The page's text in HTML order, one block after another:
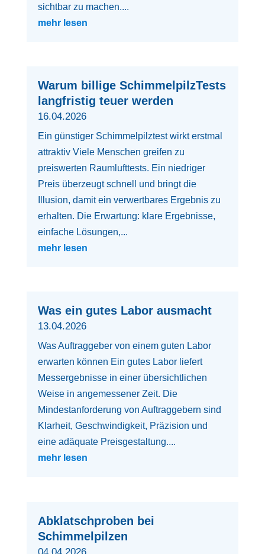
sichtbar zu machen....
mehr lesen
Warum billige SchimmelpilzTests
langfristig teuer werden
16.04.2026
Ein günstiger Schimmelpilztest wirkt erstmal
attraktiv Viele Menschen greifen zu
preiswerten Raumlufttests. Ein niedriger
Preis überzeugt schnell und bringt die
Illusion, damit ein verwertbares Ergebnis zu
erhalten. Die Erwartung: klare Ergebnisse,
einfache Lösungen,...
mehr lesen
Was ein gutes Labor ausmacht
13.04.2026
Was Auftraggeber von einem guten Labor
erwarten können Ein gutes Labor liefert
Messergebnisse in einer übersichtlichen
Weise in angemessener Zeit. Die
Mindestanforderung von Auftraggebern sind
Klarheit, Geschwindigkeit, Präzision und
eine adäquate Preisgestaltung....
mehr lesen
Abklatschproben bei
Schimmelpilzen
04.04.2026